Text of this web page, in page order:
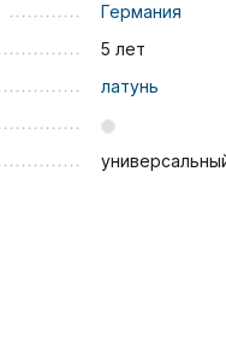
Германия
5 лет
латунь